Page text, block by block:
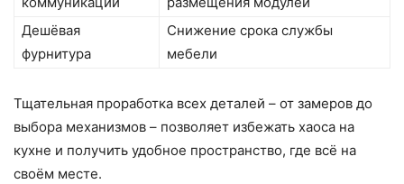
Дешёвая
фурнитура
Снижение срока службы
мебели
Тщательная проработка всех деталей – от замеров до
выбора механизмов – позволяет избежать хаоса на
кухне и получить удобное пространство, где всё на
своём месте.